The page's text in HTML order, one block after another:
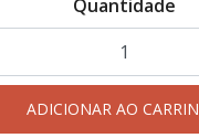
Quantidade